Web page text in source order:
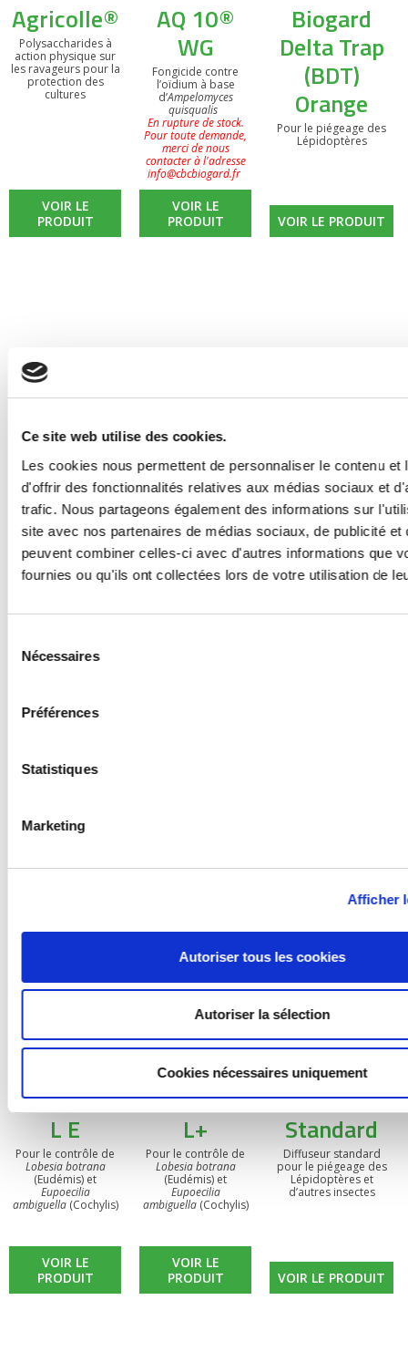
Ce site web utilise des cookies.
Les cookies nous permettent de personnaliser le contenu et
d'offrir des fonctionnalités relatives aux médias sociaux et
trafic. Nous partageons également des informations sur
site avec nos partenaires de médias sociaux, de publicité et
peuvent combiner celles-ci avec d'autres informations que
fournies ou qu'ils ont collectées lors de votre utilisation de
Nécessaires
Préférences
Statistiques
Marketing
Afficher
Autoriser tous les cookies
Autoriser la sélection
Cookies nécessaires uniquement
Agricolle®
Polysaccharides à
action physique sur
les ravageurs pour la
protection des
cultures
VOIR LE
PRODUIT
AQ 10®
WG
Fongicide contre
l’oïdium à base
d’Ampelomyces
quisqualis
En rupture de stock.
Pour toute demande,
merci de nous
contacter à l'adresse
info@cbcbiogard.fr
VOIR LE
PRODUIT
Biogard
Delta Trap
(BDT)
Orange
Pour le piégeage des
Lépidoptères
VOIR LE PRODUIT
BIOOtwin®
L E
Pour le contrôle de
Lobesia botrana
(Eudémis) et
Eupoecilia
ambiguella(Cochylis)
VOIR LE
PRODUIT
BIOOtwin®
L+
Pour le contrôle de
Lobesia botrana
(Eudémis) et
Eupoecilia
ambiguella(Cochylis)
VOIR LE
PRODUIT
Diffuseur
Standard
Diffuseur standard
pour le piégeage des
Lépidoptères et
d’autres insectes
VOIR LE PRODUIT